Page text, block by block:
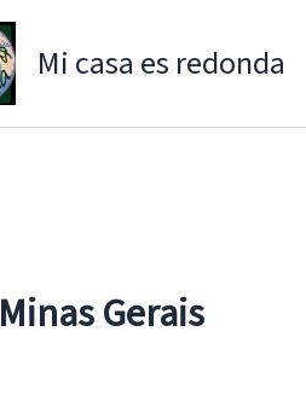
Mi casa es redonda
Minas Gerais